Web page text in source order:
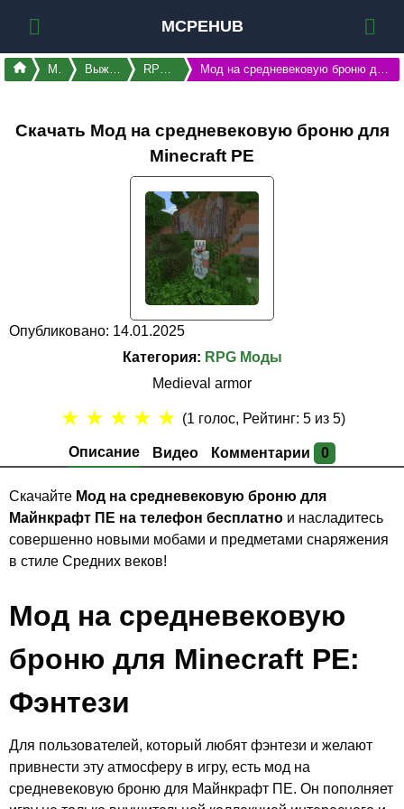
MCPEHUB
Моды Выживание RPG Моды Мод на средневековую броню для Майнкрафт ПЕ
Скачать Мод на средневековую броню для
Minecraft PE
Опубликовано: 14.01.2025
Категория: RPG Моды
Medieval armor
Описание Видео Комментарии 0
★ ★ ★ ★ ★ (1 голос, Рейтинг:5 из 5)
Скачайте Мод на средневековую броню для
Майнкрафт ПЕ на телефон бесплатно и насладитесь
совершенно новыми мобами и предметами снаряжения
в стиле Средних веков!
Мод на средневековую
броню для Minecraft PE:
Фэнтези
Для пользователей, который любят фэнтези и желают
привнести эту атмосферу в игру, есть мод на
средневековую броню для Майнкрафт ПЕ. Он пополняет